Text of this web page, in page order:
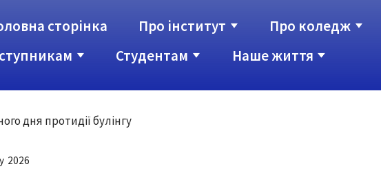
сторінка Про інститут
Про коледж
Студентам Наше життя
2026